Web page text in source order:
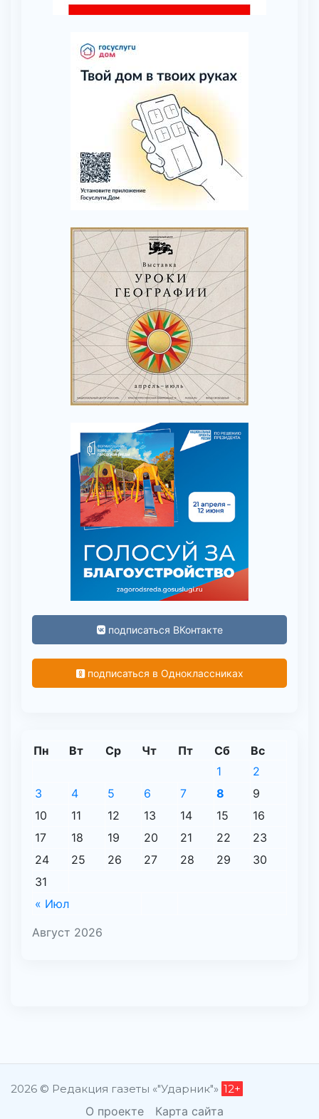
подписаться ВКонтакте
подписаться в Одноклассниках
Август 2026
Пн Вт Ср Чт Пт Сб Вс
« Июл
1
2
3
4 5 6 7 8
9
10
11 12 13 14 15
16
17
18 19 20 21 22
23
24
25 26 27 28 29
30
31
2026 © Редакция газеты «"Ударник"» 12+
О проекте Карта сайта